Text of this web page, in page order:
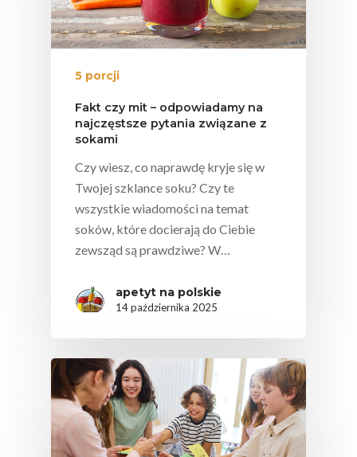
5 porcji
Fakt czy mit – odpowiadamy na
najczęstsze pytania związane z
sokami
Czy wiesz, co naprawdę kryje się w
Twojej szklance soku? Czy te
wszystkie wiadomości na temat
soków, które docierają do Ciebie
zewsząd są prawdziwe? W…
apetyt na polskie
14 października 2025